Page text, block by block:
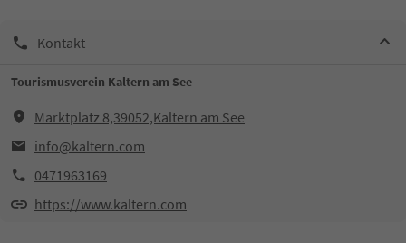
Kontakt
Tourismusverein Kaltern am See
Marktplatz 8,39052,Kaltern am See
info@kaltern.com
0471963169
https://www.kaltern.com